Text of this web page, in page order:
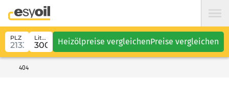
PLZ Liter Heizölpreise vergleichenPreise vergleichen
404